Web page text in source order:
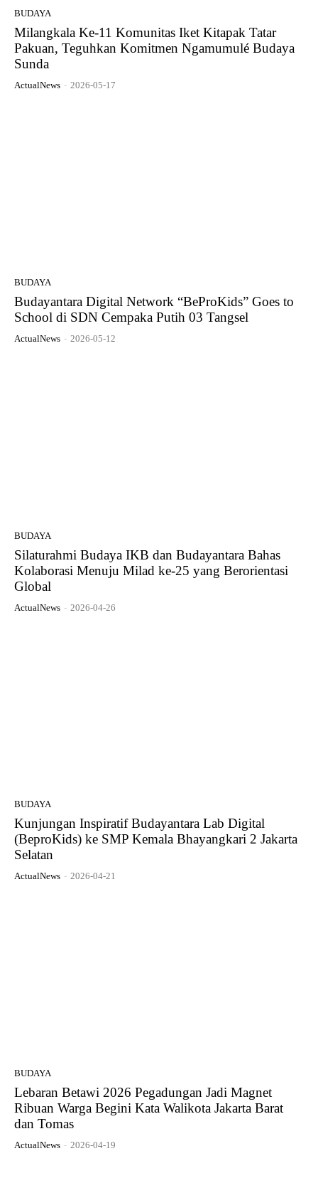
BUDAYA
Milangkala Ke-11 Komunitas Iket Kitapak Tatar
Pakuan, Teguhkan Komitmen Ngamumulé Budaya
Sunda
ActualNews - 2026-05-17
BUDAYA
Budayantara Digital Network “BeProKids” Goes to
School di SDN Cempaka Putih 03 Tangsel
ActualNews - 2026-05-12
BUDAYA
Silaturahmi Budaya IKB dan Budayantara Bahas
Kolaborasi Menuju Milad ke-25 yang Berorientasi
Global
ActualNews - 2026-04-26
BUDAYA
Kunjungan Inspiratif Budayantara Lab Digital
(BeproKids) ke SMP Kemala Bhayangkari 2 Jakarta
Selatan
ActualNews - 2026-04-21
BUDAYA
Lebaran Betawi 2026 Pegadungan Jadi Magnet
Ribuan Warga Begini Kata Walikota Jakarta Barat
dan Tomas
ActualNews - 2026-04-19